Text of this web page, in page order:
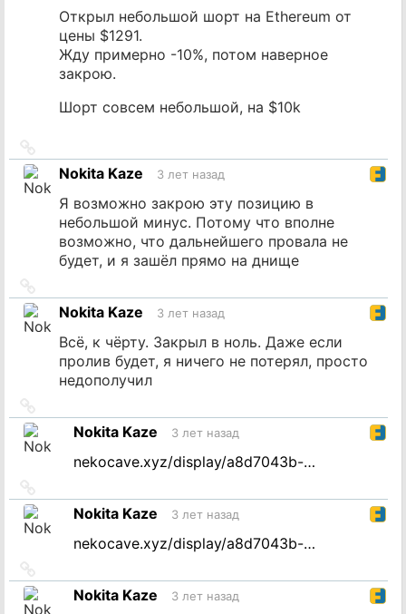
Открыл небольшой шорт на Ethereum от
цены $1291.
Жду примерно -10%, потом наверное
закрою.
Шорт совсем небольшой, на $10k
на
источник
Nokita Kaze 3 лет назад
Я возможно закрою эту позицию в
небольшой минус. Потому что вполне
возможно, что дальнейшего провала не
будет, и я зашёл прямо на днище
на
источник
Nokita Kaze 3 лет назад
Всё, к чёрту. Закрыл в ноль. Даже если
пролив будет, я ничего не потерял, просто
недополучил
на
источникNokita Kaze 3 лет назад
nekocave.xyz/display/a8d7043b-…
на
источникNokita Kaze 3 лет назад
nekocave.xyz/display/a8d7043b-…
на
источникNokita Kaze 3 лет назад